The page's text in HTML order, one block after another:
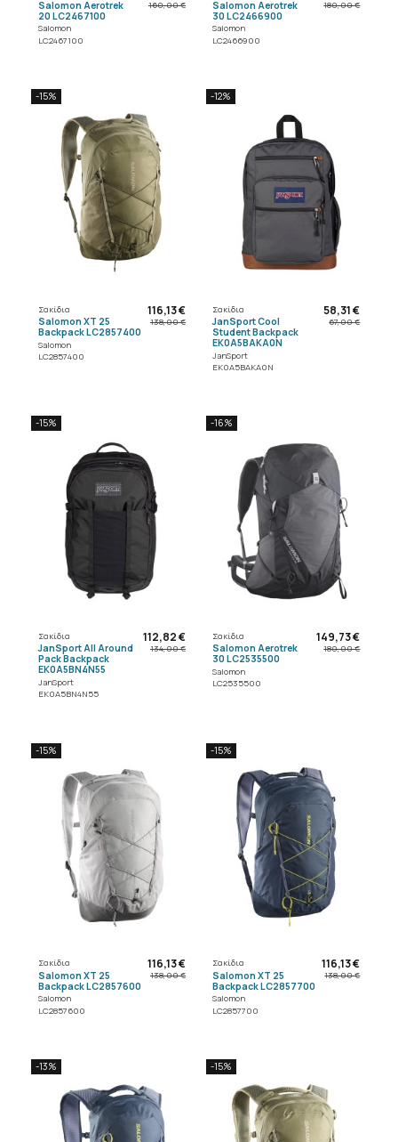
Salomon Aerotrek
20 LC2467100
Salomon
LC2467100
160,00 €
Salomon Aerotrek
30 LC2466900
Salomon
LC2466900
180,00 €
-15%
Σακίδια
Salomon XT 25
Backpack LC2857400
Salomon
LC2857400
116,13 €
138,00 €
-12%
Σακίδια
JanSport Cool
Student Backpack
EK0A5BAKA0N
JanSport
EK0A5BAKA0N
58,31 €
67,00 €
-15%
Σακίδια
JanSport All Around
Pack Backpack
EK0A5BN4N55
JanSport
EK0A5BN4N55
112,82 €
134,00 €
-16%
Σακίδια
Salomon Aerotrek
30 LC2535500
Salomon
LC2535500
149,73 €
180,00 €
-15%
Σακίδια
Salomon XT 25
Backpack LC2857600
Salomon
LC2857600
116,13 €
138,00 €
-15%
Σακίδια
Salomon XT 25
Backpack LC2857700
Salomon
LC2857700
116,13 €
138,00 €
-13% -15%